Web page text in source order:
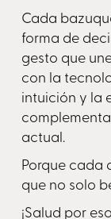
Cada
forma de
gesto que
con la
intuición y la
actual.
Porque cada
que no solo
¡Salud por